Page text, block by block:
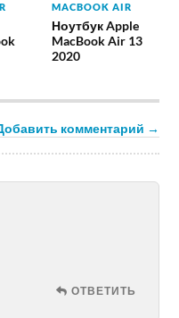
MACBOOK AIR
Ноутбук Apple
MacBook Air 13
2020
комментарий →
ОТВЕТИТЬ